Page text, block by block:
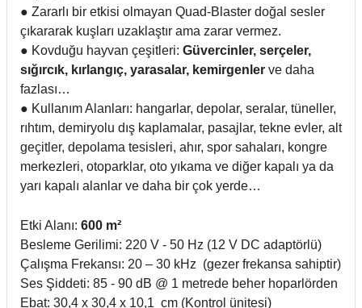
● Zararlı bir etkisi olmayan Quad-Blaster doğal sesler
çıkararak kuşları uzaklaştır ama zarar vermez.
● Kovduğu hayvan çeşitleri: Güvercinler, serçeler,
sığırcık, kırlangıç, yarasalar, kemirgenler ve daha
fazlası…
● Kullanım Alanları: hangarlar, depolar, seralar, tüneller,
rıhtım, demiryolu dış kaplamalar, pasajlar, tekne evler, alt
geçitler, depolama tesisleri, ahır, spor sahaları, kongre
merkezleri, otoparklar, oto yıkama ve diğer kapalı ya da
yarı kapalı alanlar ve daha bir çok yerde…
Etki Alanı: 600 m²
Besleme Gerilimi: 220 V - 50 Hz (12 V DC adaptörlü)
Çalışma Frekansı: 20 – 30 kHz (gezer frekansa sahiptir)
Ses Şiddeti: 85 - 90 dB @ 1 metrede beher hoparlörden
Ebat: 30,4 x 30,4 x 10,1 cm (Kontrol ünitesi)